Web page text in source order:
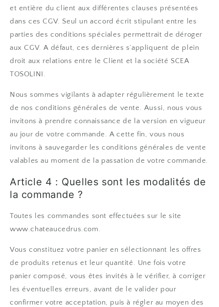
et entière du client aux différentes clauses présentées
dans ces CGV. Seul un accord écrit stipulant entre les
parties des conditions spéciales permettrait de déroger
aux CGV. A défaut, ces dernières s’appliquent de plein
droit aux relations entre le Client et la société SCEA
TOSOLINI.
Nous sommes vigilants à adapter régulièrement le texte
de nos conditions générales de vente. Aussi, nous vous
invitons à prendre connaissance de la version en vigueur
au jour de votre commande. A cette fin, vous nous
invitons à sauvegarder les conditions générales de vente
valables au moment de la passation de votre commande.
Article 4 : Quelles sont les modalités de
la commande ?
Toutes les commandes sont effectuées sur le site
www.chateaucedrus.com.
Vous constituez votre panier en sélectionnant les offres
de produits retenus et leur quantité. Une fois votre
panier composé, vous êtes invités à le vérifier, à corriger
les éventuelles erreurs, avant de le valider pour
confirmer votre acceptation, puis à régler au moyen des